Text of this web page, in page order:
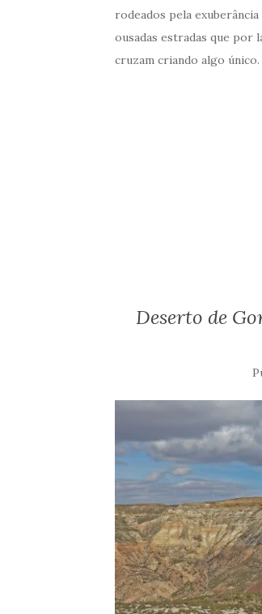
rodeados pela
ousadas estradas que por
cruzam criando algo
Deserto de